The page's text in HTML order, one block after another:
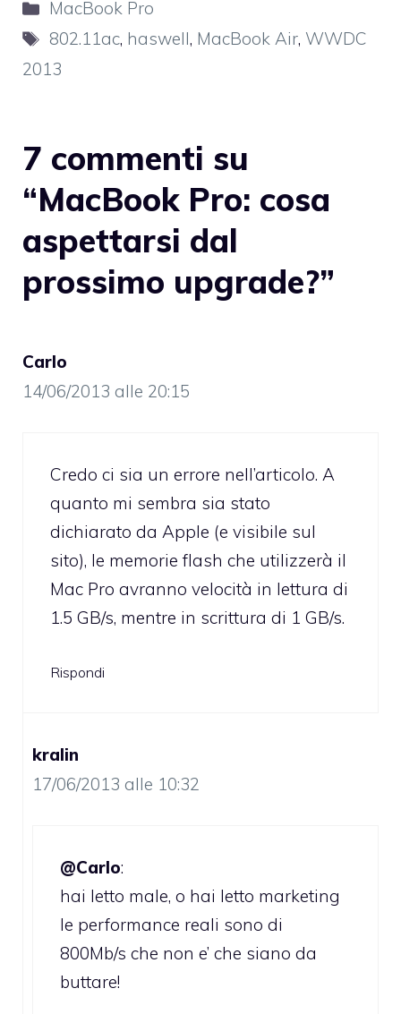
Categorie
MacBook Pro
Tag
802.11ac, haswell, MacBook Air, WWDC
2013
7 commenti su
“MacBook Pro: cosa
aspettarsi dal
prossimo upgrade?”
Carlo
14/06/2013 alle 20:15
Credo ci sia un errore nell’articolo. A
quanto mi sembra sia stato
dichiarato da Apple (e visibile sul
sito), le memorie flash che utilizzerà il
Mac Pro avranno velocità in lettura di
1.5 GB/s, mentre in scrittura di 1 GB/s.
Rispondi
kralin
17/06/2013 alle 10:32
@Carlo:
hai letto male, o hai letto marketing
le performance reali sono di
800Mb/s che non e’ che siano da
buttare!